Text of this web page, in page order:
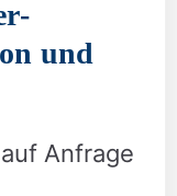
und
Anfrage